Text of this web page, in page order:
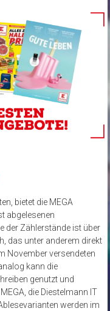
bietet die MEGA
abgelesenen
der Zählerstände ist über
das unter anderem direkt
November versendeten
kann die
genutzt und
die Diestelmann IT
werden im